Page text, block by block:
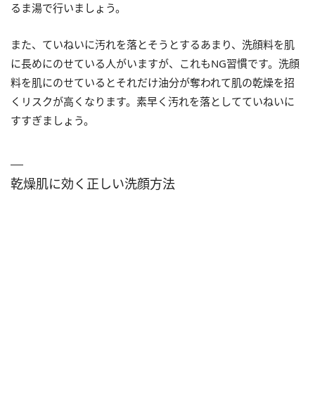
るま湯で行いましょう。
また、ていねいに汚れを落とそうとするあまり、洗顔料を肌
に長めにのせている人がいますが、これもNG習慣です。洗顔
料を肌にのせているとそれだけ油分が奪われて肌の乾燥を招
くリスクが高くなります。素早く汚れを落としてていねいに
すすぎましょう。
乾燥肌に効く正しい洗顔方法